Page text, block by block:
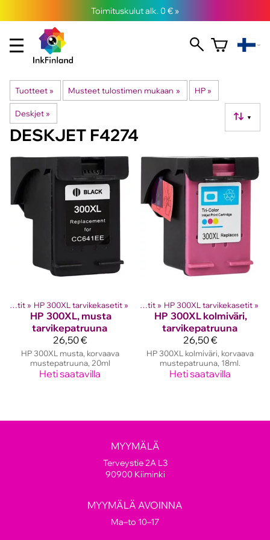
Toimituskulut alk. 0 € »
Tuotteet ‪» Musteet tulostimen mukaan ‪» HP ‪»
Deskjet ‪» ▼
DESKJET F4274
HP mustekasetit ‪» HP 300XL tarvikekasetit ‪»
HP 300XL, musta
tarvikepatruuna
26,50 €
HP 300XL musta, korvaava
mustepatruuna, 20ml
Heti saatavilla
kasetit‪» HP mustekasetit ‪» HP 300XL tarvikekasetit ‪»
HP 300XL kolmiväri,
tarvikepatruuna
26,50 €
HP 300XL kolmiväri, korvaava
mustepatruuna, 18ml.
Heti saatavilla
MYYMÄLÄ
Terveystie 2A L3
90900 Kiiminki
MYYMÄLÄ AVOINNA
Ma–to 10–17